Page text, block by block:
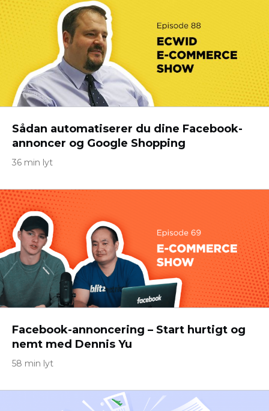
Sådan automatiserer du dine Facebook-
annoncer og Google Shopping
36 min lyt
Facebook-annoncering – Start hurtigt og
nemt med Dennis Yu
58 min lyt